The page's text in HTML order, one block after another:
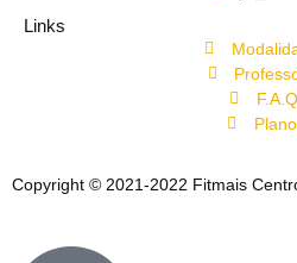
Links
F.A.Q.
Copyright © 2021-2022 Fitmais